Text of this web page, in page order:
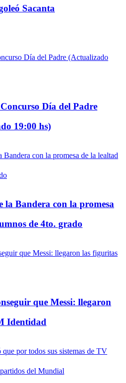
Sacanta
Día del Padre
19:00 hs)
la Bandera con la promesa
de 4to. grado
que Messi: llegaron
Identidad